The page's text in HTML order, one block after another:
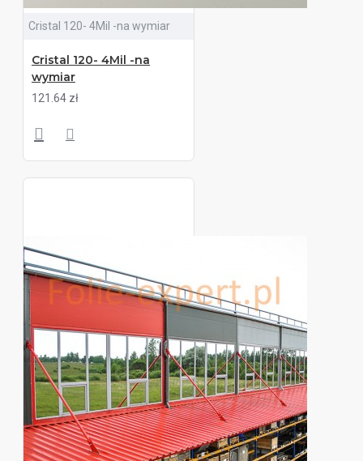
Cristal 120- 4Mil -na wymiar
Cristal 120- 4Mil -na
wymiar
121.64 zł